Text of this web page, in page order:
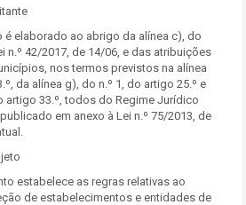
é elaborado ao abrigo da alínea c), do
n.º 42/2017, de 14/06, e das atribuições
nos termos previstos na alínea
da alínea g), do n.º 1, do artigo 25.º e
artigo 33.º, todos do Regime Jurídico
em anexo à Lei n.º 75/2013, de
estabelece as regras relativas ao
de estabelecimentos e entidades de